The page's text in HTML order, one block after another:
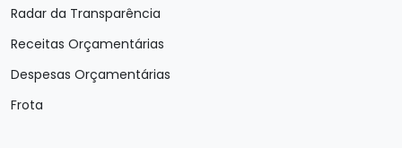
Radar da Transparência
Receitas Orçamentárias
Despesas Orçamentárias
Frota